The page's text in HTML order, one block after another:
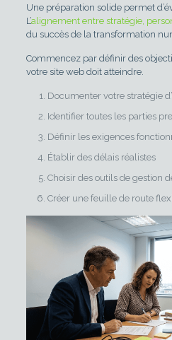
Une préparation solide permet
L’alignement entre stratégie,
du succès de la transformation
Commencez par définir des
votre site web doit atteindre.
Documenter votre stratégie
Identifier toutes les parties
Définir les exigences
Établir des délais réalistes
Choisir des outils de gestion
Créer une feuille de route